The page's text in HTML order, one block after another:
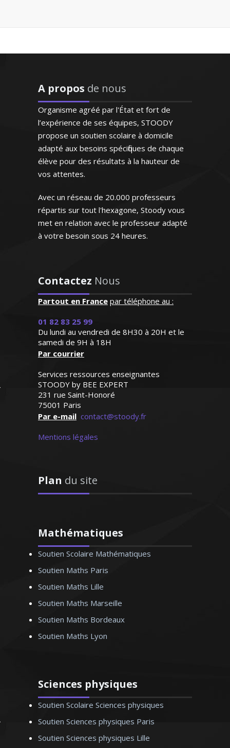
de ma fille et lui a proposé
sont améliorées au fur et à
mesure. De plus elle est
très gentille et je souhaite
la recommander à d'autres
personnes de mon
entourage"
Monsieur J.K (Rennes, élève en
donne de très bons
résultats. Attentive,
patiente et de surcroît très
sympathique, elle a su
s'octroyer la confiance de
notre fille dès le premier
classe de seconde)
lycées professionnels et je donne des
formations spécialisées sur mesure pour
les professionnels de la vente et du
marketing. J’aime transmettre le savoir
et aider mes élèves à bien réussir
Madame P. Adélaïde – Professeur de
comptabilité/gestion - Nantes
entreprises commerciales, j’enseigne au
sens pédagogique, je m'attache avant
tout à analyser les besoins de l'élèves
Monsieur T. Jean-Yves – Professeur
universitaire de droit - Paris
de deux ans d’expérience en Angleterre
(où j’ai enseigné), j’aime aider mes élèves
à acquérir le bon niveau en fonction de
leurs attentes. Je donne des cours
niveaux. Le bon relationnel, la
pédagogie basée sur le dialogue sont
mes atouts pour créer un climat positif
Monsieur P. Alexandre – Professeur
d’anglais – Lille
A propos de nous
Organisme agréé par l'État et fort de
l’expérience de ses équipes, STOODY
propose un soutien scolaire à domicile
adapté aux besoins spécifiques de chaque
élève pour des résultats à la hauteur de
vos attentes.
Avec un réseau de 20.000 professeurs
répartis sur tout l'hexagone, Stoody vous
met en relation avec le professeur adapté
à votre besoin sous 24 heures.
Contactez Nous
Partout en France par téléphone au :
01 82 83 25 99
Du lundi au vendredi de 8H30 à 20H et le
samedi de 9H à 18H
Par courrier
Services ressources enseignantes
STOODY by BEE EXPERT
231 rue Saint-Honoré
75001 Paris
Par e-mail contact@stoody.fr
Mentions légales
Plan du site
Mathématiques
Soutien Scolaire Mathématiques
Soutien Maths Paris
Soutien Maths Lille
Soutien Maths Marseille
Soutien Maths Bordeaux
Soutien Maths Lyon
Sciences physiques
Soutien Scolaire Sciences physiques
Soutien Sciences physiques Paris
Soutien Sciences physiques Lille